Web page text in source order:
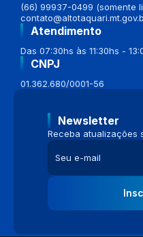
(66) 99937-0499 (somente
Atendimento
Das 07:30hs às 11:30hs -
CNPJ
01.362.680/0001-56
Newsletter
Receba atualizações